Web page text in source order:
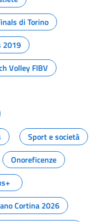
di Torino
2019
Volley FIBV
Sport e società
Onoreficenze
Cortina 2026